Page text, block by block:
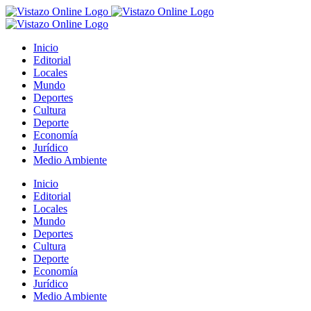
Saltar
al
Inicio
Editorial
Locales
Mundo
Deportes
Cultura
Deporte
Economía
Jurídico
Medio Ambiente
Inicio
Editorial
Locales
Mundo
Deportes
Cultura
Deporte
Economía
Jurídico
Medio Ambiente